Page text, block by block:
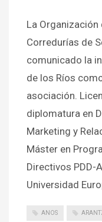
La
Corredurías de
comunicado la
de los Ríos
asociación.
diplomatura en
Marketing y
Máster en
Directivos PDD-
Universidad
ANOS